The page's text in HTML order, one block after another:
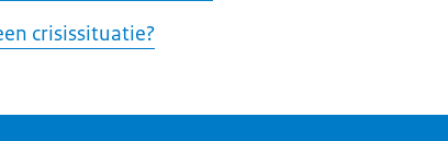
crisissituatie?